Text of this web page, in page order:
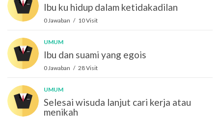
Ibu ku hidup dalam ketidakadilan
0 Jawaban / 10 Visit
UMUM
Ibu dan suami yang egois
0 Jawaban / 28 Visit
UMUM
Selesai wisuda lanjut cari kerja atau
menikah